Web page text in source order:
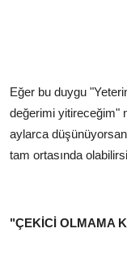
Eğer bu duygu
değerimi yitireceğim"
aylarca
tam ortasında
"ÇEKİCİ OLMAMA